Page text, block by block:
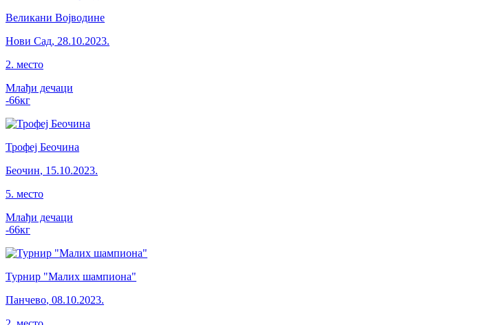
Великани Војводине
Нови Сад, 28.10.2023.
2. место
Млађи дечаци
-66кг
Трофеј Беочина
Беочин, 15.10.2023.
5. место
Млађи дечаци
-66кг
Турнир "Малих шампиона"
Панчево, 08.10.2023.